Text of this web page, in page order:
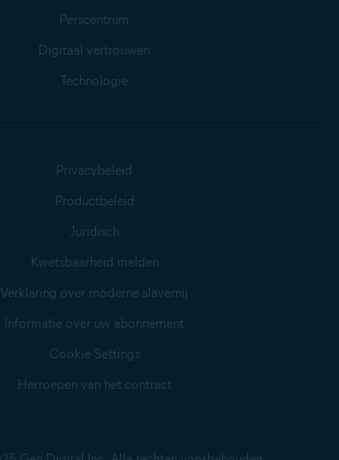
Perscentrum
Digitaal vertrouwen
Technologie
Privacybeleid
Productbeleid
Juridisch
Kwetsbaarheid melden
Verklaring over moderne slavernij
Informatie over uw abonnement
Cookie Settings
Herroepen van het contract